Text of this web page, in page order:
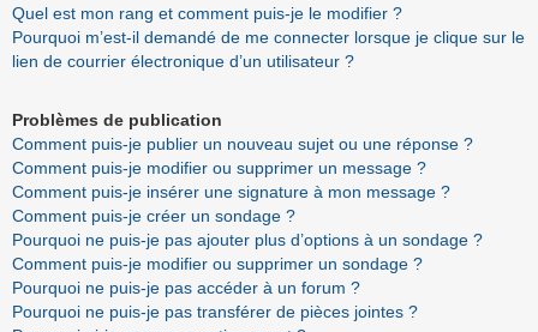
Quel est mon rang et comment puis-je le modifier ?
Pourquoi m’est-il demandé de me connecter lorsque je clique sur le
lien de courrier électronique d’un utilisateur ?
Problèmes de publication
Comment puis-je publier un nouveau sujet ou une réponse ?
Comment puis-je modifier ou supprimer un message ?
Comment puis-je insérer une signature à mon message ?
Comment puis-je créer un sondage ?
Pourquoi ne puis-je pas ajouter plus d’options à un sondage ?
Comment puis-je modifier ou supprimer un sondage ?
Pourquoi ne puis-je pas accéder à un forum ?
Pourquoi ne puis-je pas transférer de pièces jointes ?